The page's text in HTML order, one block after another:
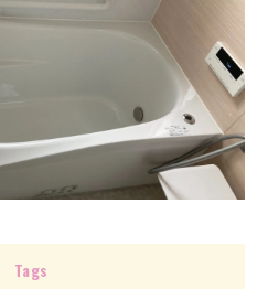
Tags